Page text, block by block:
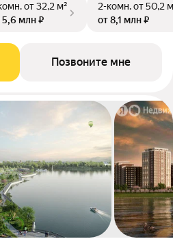
от 32,2 м²
5,6 млн ₽
2-комн.от 50,2
от 8,1 млн ₽
Позвоните мне